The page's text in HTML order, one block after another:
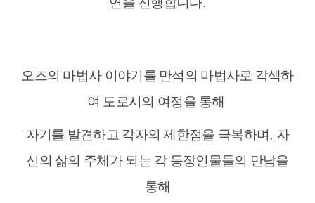
오즈의 마법사 이야기를 만석의 마법사로 각색하
여 도로시의 여정을 통해
자기를 발견하고 각자의 제한점을 극복하며, 자
신의 삶의 주체가 되는 각 등장인물들의 만남을
통해